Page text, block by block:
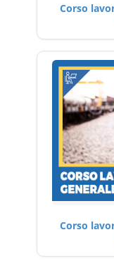
Corso
Corso